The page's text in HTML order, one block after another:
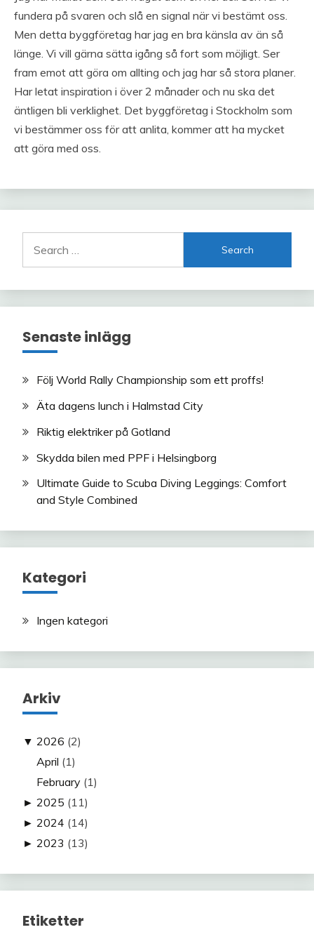
fundera på svaren och slå en signal när vi bestämt oss.
Men detta byggföretag har jag en bra känsla av än så
länge. Vi vill gärna sätta igång så fort som möjligt. Ser
fram emot att göra om allting och jag har så stora planer.
Har letat inspiration i över 2 månader och nu ska det
äntligen bli verklighet. Det byggföretag i Stockholm som
vi bestämmer oss för att anlita, kommer att ha mycket
att göra med oss.
for:
Senaste inlägg
Följ World Rally Championship som ett proffs!
Äta dagens lunch i Halmstad City
Riktig elektriker på Gotland
Skydda bilen med PPF i Helsingborg
Ultimate Guide to Scuba Diving Leggings: Comfort
and Style Combined
Kategori
Ingen kategori
Arkiv
▼ 2026 (2)
April (1)
February (1)
► 2025 (11)
► 2024 (14)
► 2023 (13)
Etiketter